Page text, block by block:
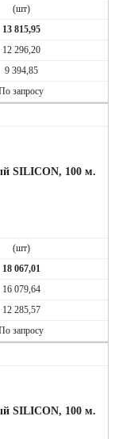
(шт)
13 815,95
12 296,20
9 394,85
запросу
SILICON, 100 м.
(шт)
18 067,01
16 079,64
12 285,57
запросу
SILICON, 100 м.